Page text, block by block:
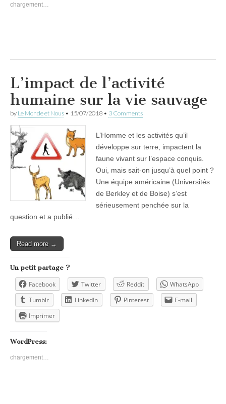
chargement…
L’impact de l’activité
humaine sur la vie sauvage
by Le Monde et Nous • 15/07/2018 • 3 Comments
L’Homme et les activités qu’il
développe sur terre, impactent la
faune vivant sur l’espace conquis.
Oui, mais sait-on jusqu’à quel point ?
Une équipe américaine (Universités
de Berkley et de Boise) s’est
sérieusement penchée sur la
question et a publié…
Read more →
Un petit partage ?
Facebook Twitter Reddit
WhatsApp
Tumblr
LinkedIn Pinterest
E-mail
Imprimer
WordPress:
chargement…